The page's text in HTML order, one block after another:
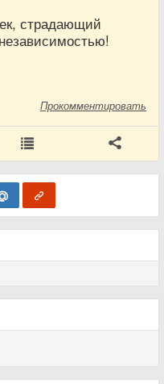
страдающий
Прокомментировать